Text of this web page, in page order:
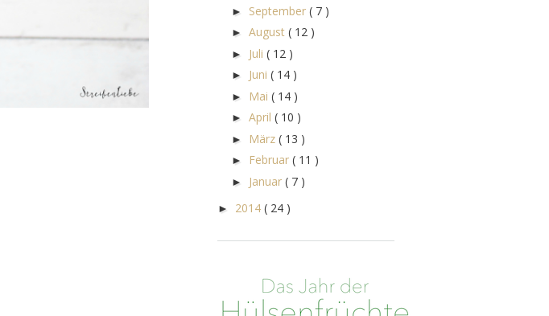
► September ( 7 )
► August ( 12 )
► Juli ( 12 )
► Juni ( 14 )
► Mai ( 14 )
► April ( 10 )
► März ( 13 )
► Februar ( 11 )
► Januar ( 7 )
► 2014 ( 24 )